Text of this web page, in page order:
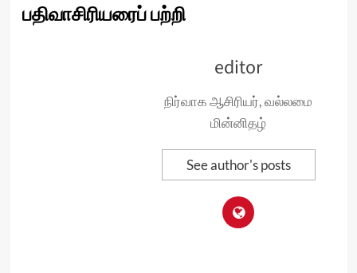
பதிவாசிரியரைப் பற்றி
editor
நிர்வாக ஆசிரியர், வல்லமை
மின்னிதழ்
See author's posts